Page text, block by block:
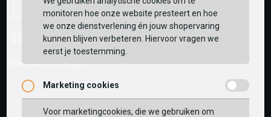
Klantwaarderingen:
monitoren hoe onze website presteert en hoe
we onze dienstverlening én jouw shopervaring
kunnen blijven verbeteren. Hiervoor vragen we
eerst je toestemming.
Marketing cookies
Voor marketingcookies, die we gebruiken om